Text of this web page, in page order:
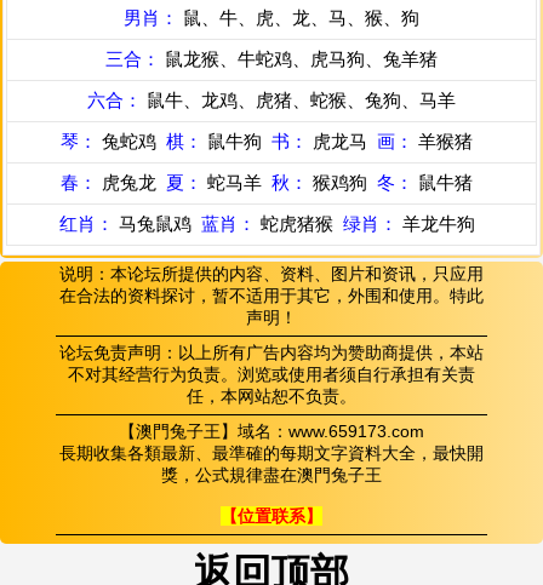
男肖： 鼠、牛、虎、龙、马、猴、狗
三合： 鼠龙猴、牛蛇鸡、虎马狗、兔羊猪
六合： 鼠牛、龙鸡、虎猪、蛇猴、兔狗、马羊
琴： 兔蛇鸡 棋： 鼠牛狗 书： 虎龙马 画： 羊猴猪
春：
虎兔龙 夏： 蛇马羊 秋： 猴鸡狗 冬： 鼠牛猪
红肖： 马兔鼠鸡 蓝肖： 蛇虎猪猴 绿肖： 羊龙牛狗
说明：本论坛所提供的内容、资料、图片和资讯，只应用
在合法的资料探讨，暂不适用于其它，外围和使用。特此
声明！
论坛免责声明：以上所有广告内容均为赞助商提供，本站
不对其经营行为负责。浏览或使用者须自行承担有关责
任，本网站恕不负责。
【澳門兔子王】域名：www.659173.com
長期收集各類最新、最準確的每期文字資料大全，最快開
獎，公式規律盡在澳門兔子王
【位置联系】
返回顶部